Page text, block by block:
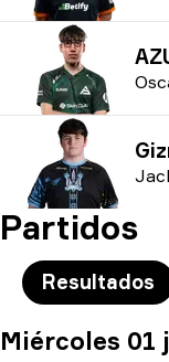
Partidos
Resultados
Miércoles 01